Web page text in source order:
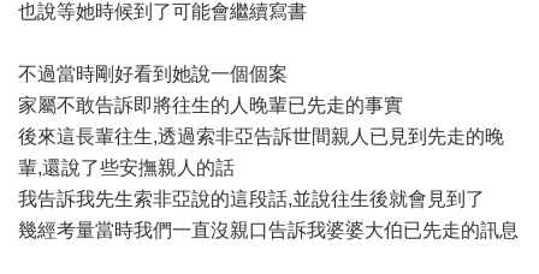
也說等她時候到了可能會繼續寫書
不過當時剛好看到她說一個個案
家屬不敢告訴即將往生的人晚輩已先走的事實
後來這長輩往生,透過索非亞告訴世間親人已見到先走的晚
輩,還說了些安撫親人的話
我告訴我先生索非亞說的這段話,並說往生後就會見到了
幾經考量當時我們一直沒親口告訴我婆婆大伯已先走的訊息